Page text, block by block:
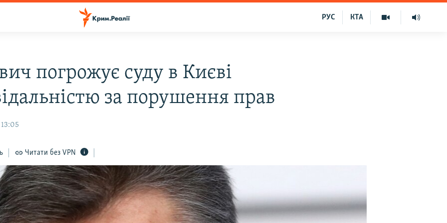
КТА
РУС
погрожує суду в Києві
за порушення прав
Читати без VPN